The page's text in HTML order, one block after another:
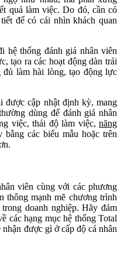
quả làm việc. Do đó, cần có
để có cái nhìn khách quan
hệ thống đánh giá nhân viên
tạo ra các hoạt động dàn trải
làm hài lòng, tạo động lực
được cập nhật định kỳ, mang
dùng để đánh giá nhân
việc, thái độ làm việc, năng
các biểu mẫu hoặc trên
viên cùng với các phương
thông mạnh mẽ chương trình
doanh nghiệp. Hãy đảm
các hạng mục hệ thống Total
được gì ở cấp độ cá nhân